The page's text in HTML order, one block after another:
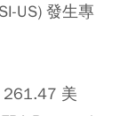
US) 發生專
261.47 美